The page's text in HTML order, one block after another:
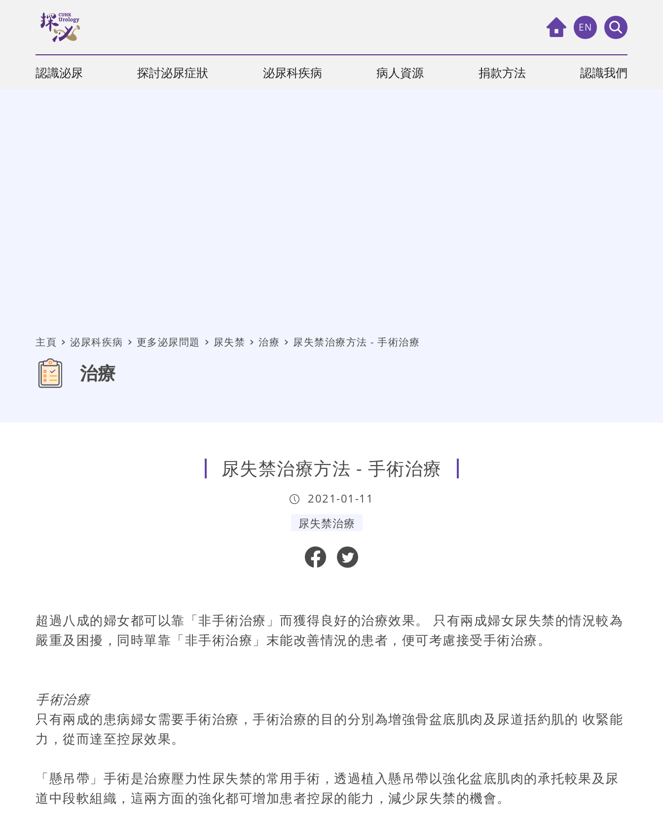
EN
認識泌尿 探討泌尿症狀 泌尿科疾病 病人資源 捐款方法 認識我們
主頁 泌尿科疾病 更多泌尿問題 尿失禁 治療 尿失禁治療方法 - 手術治療
治療
尿失禁治療方法 - 手術治療
2021-01-11
尿失禁治療
超過八成的婦女都可以靠「非手術治療」而獲得良好的治療效果。 只有兩成婦女尿失禁的情況較為
嚴重及困擾，同時單靠「非手術治療」末能改善情況的患者，便可考慮接受手術治療。
手術治療
只有兩成的患病婦女需要手術治療，手術治療的目的分別為增強骨盆底肌肉及尿道括約肌的 收緊能
力，從而達至控尿效果。
「懸吊帶」手術是治療壓力性尿失禁的常用手術，透過植入懸吊帶以強化盆底肌肉的承托較果及尿
道中段軟組織，這兩方面的強化都可增加患者控尿的能力，減少尿失禁的機會。